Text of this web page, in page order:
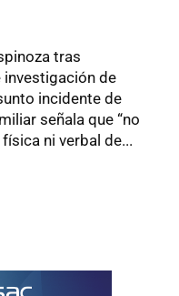
tras
de
incidente de
señala que “no
ni verbal de...